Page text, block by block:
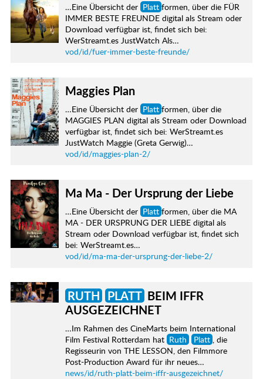
…Eine Übersicht der Platt formen, über die FÜR
IMMER BESTE FREUNDE digital als Stream oder
Download verfügbar ist, findet sich bei:
WerStreamt.es JustWatch Als…
vod/id/fuer-immer-beste-freunde/
Maggies Plan
…Eine Übersicht der Platt formen, über die
MAGGIES PLAN digital als Stream oder Download
verfügbar ist, findet sich bei: WerStreamt.es
JustWatch Maggie (Greta Gerwig)…
vod/id/maggies-plan-2/
Ma Ma - Der Ursprung der Liebe
…Eine Übersicht der Platt formen, über die MA
MA - DER URSPRUNG DER LIEBE digital als
Stream oder Download verfügbar ist, findet sich
bei: WerStreamt.es…
vod/id/ma-ma-der-ursprung-der-liebe-2/
RUTH PLATTBEIM IFFR
AUSGEZEICHNET
…Im Rahmen des CineMarts beim International
Film Festival Rotterdam hat Ruth Platt , die
Regisseurin von THE LESSON, den Filmmore
Post-Production Award für ihr neues…
news/id/ruth-platt-beim-iffr-ausgezeichnet/